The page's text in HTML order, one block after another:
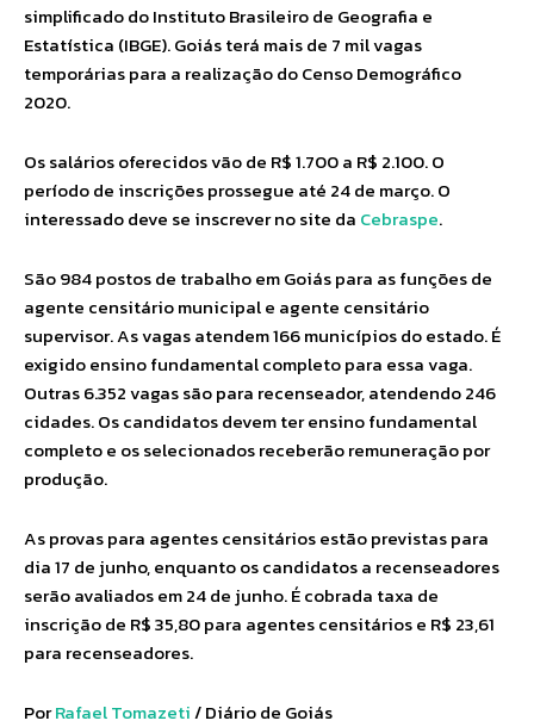
simplificado do Instituto Brasileiro de Geografia e
Estatística (IBGE). Goiás terá mais de 7 mil vagas
temporárias para a realização do Censo Demográfico
2020.
Os salários oferecidos vão de R$ 1.700 a R$ 2.100. O
período de inscrições prossegue até 24 de março. O
interessado deve se inscrever no site da Cebraspe.
São 984 postos de trabalho em Goiás para as funções de
agente censitário municipal e agente censitário
supervisor. As vagas atendem 166 municípios do estado. É
exigido ensino fundamental completo para essa vaga.
Outras 6.352 vagas são para recenseador, atendendo 246
cidades. Os candidatos devem ter ensino fundamental
completo e os selecionados receberão remuneração por
produção.
As provas para agentes censitários estão previstas para
dia 17 de junho, enquanto os candidatos a recenseadores
serão avaliados em 24 de junho. É cobrada taxa de
inscrição de R$ 35,80 para agentes censitários e R$ 23,61
para recenseadores.
PorRafael Tomazeti/ Diário de Goiás